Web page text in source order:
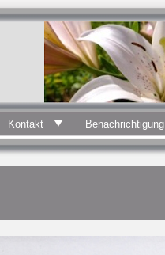
Kontakt Benachrichtigung